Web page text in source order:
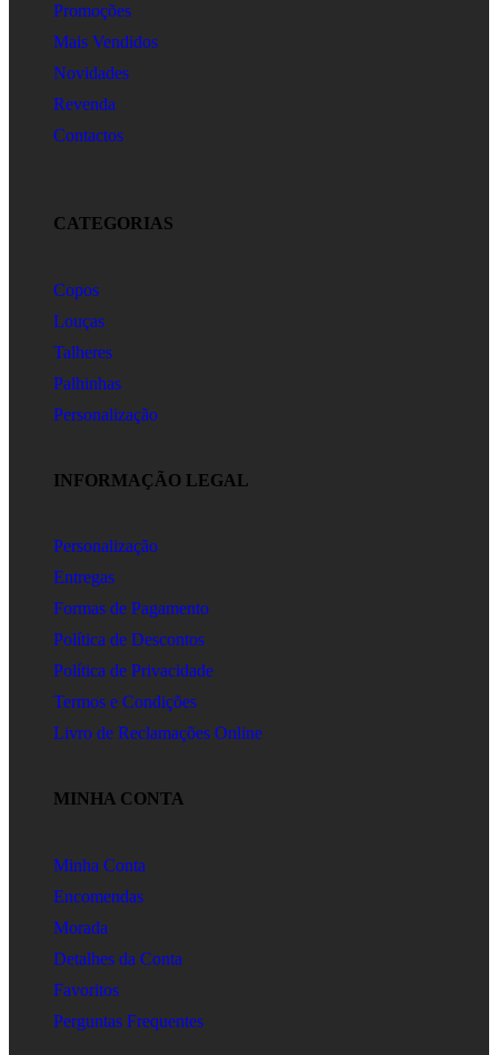
Promoções
Mais Vendidos
Novidades
Revenda
Contactos
CATEGORIAS
Copos
Louças
Talheres
Palhinhas
Personalização
INFORMAÇÃO LEGAL
Personalização
Entregas
Formas de Pagamento
Política de Descontos
Política de Privacidade
Termos e Condições
Livro de Reclamações Online
MINHA CONTA
Minha Conta
Encomendas
Morada
Detalhes da Conta
Favoritos
Perguntas Frequentes